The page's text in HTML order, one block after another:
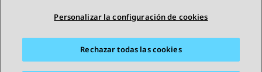
Mapa del sitio Condiciones de Uso
Privacidad
Personalizar la configuración de cookies
Rechazar todas las cookies